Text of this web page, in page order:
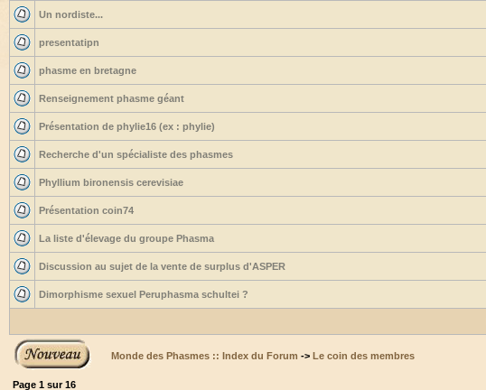
Un nordiste...
presentatipn
phasme en bretagne
Renseignement phasme géant
Présentation de phylie16 (ex : phylie)
Recherche d'un spécialiste des phasmes
Phyllium bironensis cerevisiae
Présentation coin74
La liste d'élevage du groupe Phasma
Discussion au sujet de la vente de surplus d'ASPER
Dimorphisme sexuel Peruphasma schultei ?
Monde des Phasmes :: Index du Forum -> Le coin des membres
Page 1 sur16